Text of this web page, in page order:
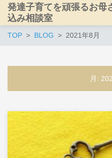
発達子育てを頑張るお母
込み相談室
TOP BLOG 2021年8月
月: